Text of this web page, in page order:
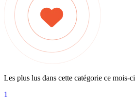
Les plus lus dans cette catégorie ce mois-ci
1